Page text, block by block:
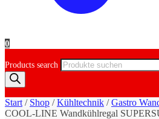
0
Products search
Start / Shop /Kühltechnik /Gastro
COOL-LINE Wandkühlregal